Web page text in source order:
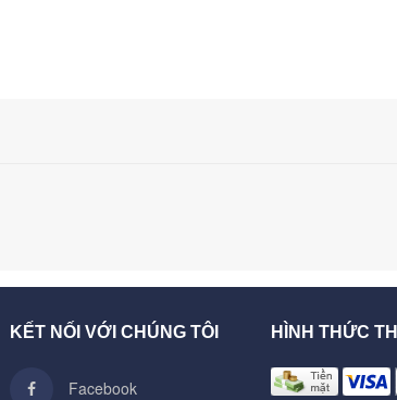
KẾT NỐI VỚI CHÚNG TÔI
Facebook
HÌNH THỨC